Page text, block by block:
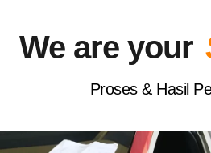
We are your
Proses & Hasil